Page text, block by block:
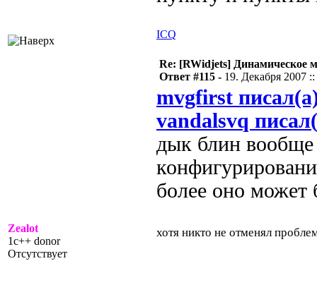
ICQ
Zealot
1c++ donor
Отсутствует
Re: [RWidjets] Динамическое
Ответ #115 - 19. Декабря 2007
mvgfirst
vandalsvq
дык блин вообще
более оно может
хотя никто не отменял